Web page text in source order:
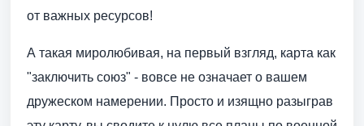
от важных ресурсов!
А такая миролюбивая, на первый взгляд, карта как
"заключить союз" - вовсе не означает о вашем
дружеском намерении. Просто и изящно разыграв